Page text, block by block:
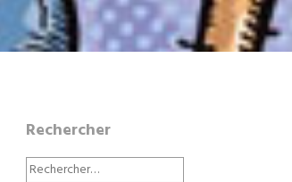
Rechercher
Rechercher :